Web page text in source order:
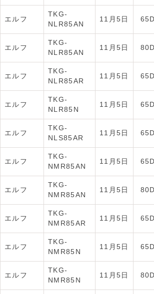
エルフ
TKG-
NLR85AN
11月5日
エルフ
TKG-
NLR85AN
11月5日
エルフ
TKG-
NLR85AR
11月5日
エルフ
TKG-
NLR85N
11月5日
エルフ
TKG-
NLS85AR
11月5日
エルフ
TKG-
NMR85AN
11月5日
エルフ
TKG-
NMR85AN
11月5日
エルフ
TKG-
NMR85AR
11月5日
エルフ
TKG-
NMR85N
11月5日
エルフ
TKG-
NMR85N
11月5日